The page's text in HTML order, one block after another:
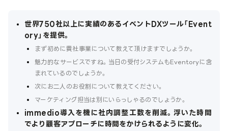
世界750社以上に実績のあるイベントDXツール「Event
ory」を提供。
まず初めに貴社事業について教えて頂けますでしょうか。
魅力的なサービスですね。当日の受付システムもEventoryに含
まれているのでしょうか。
次にお二人のお役割について教えてください。
マーケティング担当は別にいらっしゃるのでしょうか。
immedio導入を機に社内調整工数を削減。浮いた時間
でより顧客アプローチに時間をかけられるように変化。